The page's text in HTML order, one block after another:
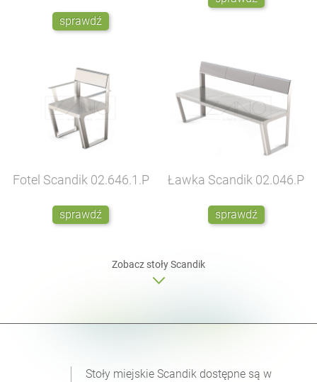
sprawdź
Fotel Scandik 02.646.1.P
sprawdź
Ławka Scandik 02.046.P
sprawdź
Zobacz stołyScandik
Stoły miejskie Scandik dostępne są w